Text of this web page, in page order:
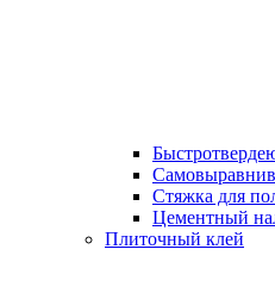
Стяжка для
Цементный
Плиточный клей